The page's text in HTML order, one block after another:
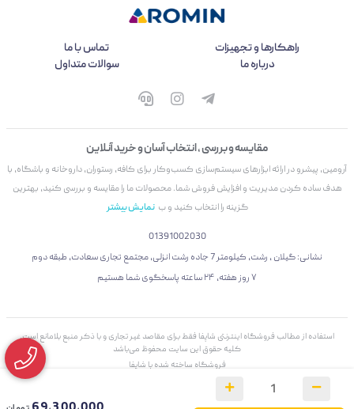
راهکارها و تجهیزات
تماس با ما
درباره ما
سوالات متداول
مقایسه و بررسی ، انتخاب آسان و خرید آنلاین
آرومین، پیشرو در ارائه ابزارهای سیستم‌سازی کسب‌وکار برای کافه، رستوران، داروخانه و باشگاه، با
هدف ساده کردن مدیریت و افزایش فروش شما. محصولات ما را مقایسه و بررسی کنید، بهترین
گزینه را انتخاب کنید و ب نمایش بیشتر
01391002030
نشانی: گیلان ، رشت، کیلومتر 7 جاده رشت انزلی، مجتمع تجاری سعادت، طبقه دوم
۷ روز هفته، ۲۴ ساعته پاسخگوی شما هستیم
استفاده از مطالب فروشگاه اینترنتی شاپفا فقط برای مقاصد غیر تجاری و با ذکر منبع بلامانع است.
کليه حقوق اين سايت محفوظ می‌باشد
فروشگاه ساخته شده با شاپفا